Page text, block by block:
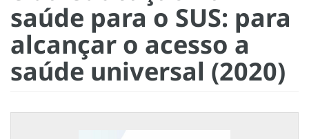
saúde para o SUS: para
alcançar o acesso a
saúde universal (2020)